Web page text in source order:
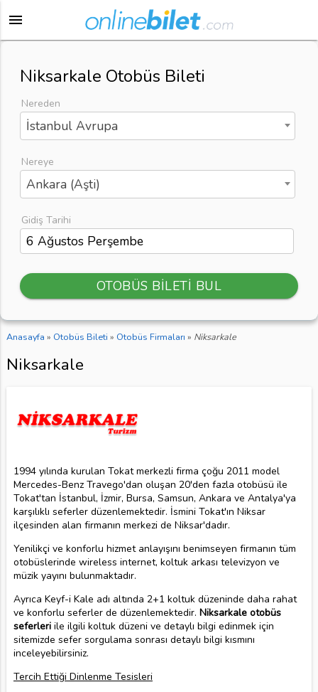
menu
Niksarkale Otobüs Bileti
Nereden
İstanbul Avrupa
Nereye
Ankara (Aşti)
Gidiş Tarihi
OTOBÜS BİLETİ BUL
Anasayfa » Otobüs Bileti » Otobüs Firmaları » Niksarkale
Niksarkale
1994 yılında kurulan Tokat merkezli firma çoğu 2011 model
Mercedes-Benz Travego'dan oluşan 20'den fazla otobüsü ile
Tokat'tan İstanbul, İzmir, Bursa, Samsun, Ankara ve Antalya'ya
karşılıklı seferler düzenlemektedir. İsmini Tokat'ın Niksar
ilçesinden alan firmanın merkezi de Niksar'dadır.
Yenilikçi ve konforlu hizmet anlayışını benimseyen firmanın tüm
otobüslerinde wireless internet, koltuk arkası televizyon ve
müzik yayını bulunmaktadır.
Ayrıca Keyf-i Kale adı altında 2+1 koltuk düzeninde daha rahat
ve konforlu seferler de düzenlemektedir. Niksarkale otobüs
seferleriile ilgili koltuk düzeni ve detaylı bilgi edinmek için
sitemizde sefer sorgulama sonrası detaylı bilgi kısmını
inceleyebilirsiniz.
Tercih Ettiği Dinlenme Tesisleri